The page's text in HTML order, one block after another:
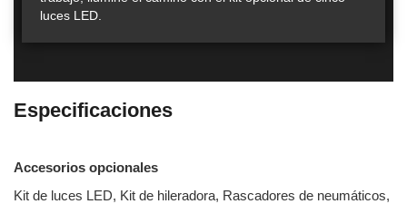
luces LED.
Especificaciones
Accesorios opcionales
Kit de luces LED, Kit de hileradora, Rascadores de neumáticos,